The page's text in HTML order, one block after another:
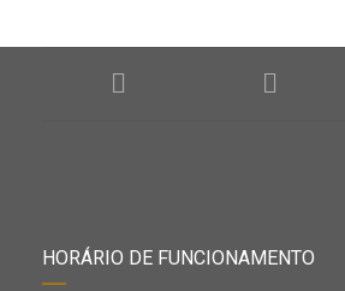
HORÁRIO DE FUNCIONAMENTO